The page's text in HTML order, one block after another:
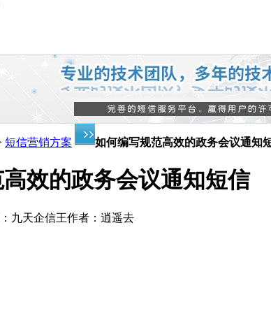
短信营销方案 如何编写规范高效的政务会议通知
效的政务会议通知短信
九天企信王作者： 逍遥去